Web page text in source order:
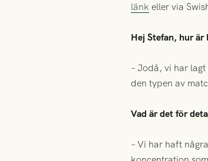
länk eller via
Hej Stefan, hur är
– Jodå, vi har
den typen av
Vad är det för
– Vi har haft